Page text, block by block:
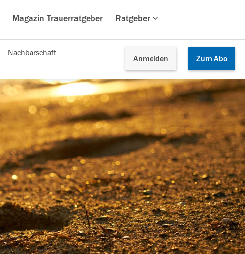
Magazin Trauerratgeber Ratgeber
Anmelden Zum Abo
Nachbarschaft